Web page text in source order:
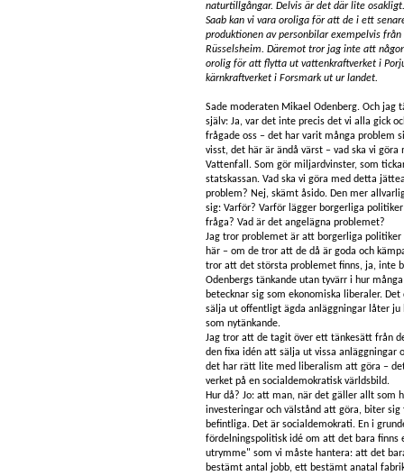
naturtillgångar. Delvis är det där lite
Saab kan vi vara oroliga för att de i ett
produktionen av personbilar exempelvis
Rüsselsheim. Däremot tror jag inte att
orolig för att flytta ut vattenkraftverket i
kärnkraftverket i Forsmark ut ur landet.
Sade moderaten Mikael Odenberg. Och jag
själv: Ja, var det inte precis det vi alla gick
frågade oss – det har varit många problem
visst, det här är ändå värst – vad ska vi göra
Vattenfall. Som gör miljardvinster, som
statskassan. Vad ska vi göra med detta
problem? Nej, skämt åsido. Den mer
sig: Varför? Varför lägger borgerliga
fråga? Vad är det angelägna problemet?
Jag tror problemet är att borgerliga politiker
här – om de tror att de då är goda och
tror att det största problemet finns, ja, inte
Odenbergs tänkande utan tyvärr i hur
betecknar sig som ekonomiska liberaler.
sälja ut offentligt ägda anläggningar låter
som nytänkande.
Jag tror att de tagit över ett tänkesätt från
den fixa idén att sälja ut vissa anläggningar
det har rätt lite med liberalism att göra –
verket på en socialdemokratisk världsbild.
Hur då? Jo: att man, när det gäller allt som
investeringar och välstånd att göra, biter sig
befintliga. Det är socialdemokrati. En i
fördelningspolitisk idé om att det bara finns
utrymme" som vi måste hantera: att det
bestämt antal jobb, ett bestämt anatal